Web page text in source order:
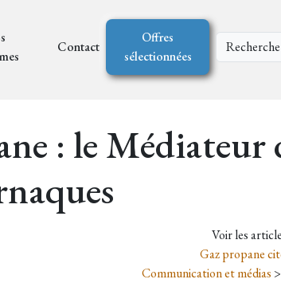
Contact
Offres
sélectionnées
Recherche
: le Médiateur
Voir les
Gaz propane
Communication et médias >